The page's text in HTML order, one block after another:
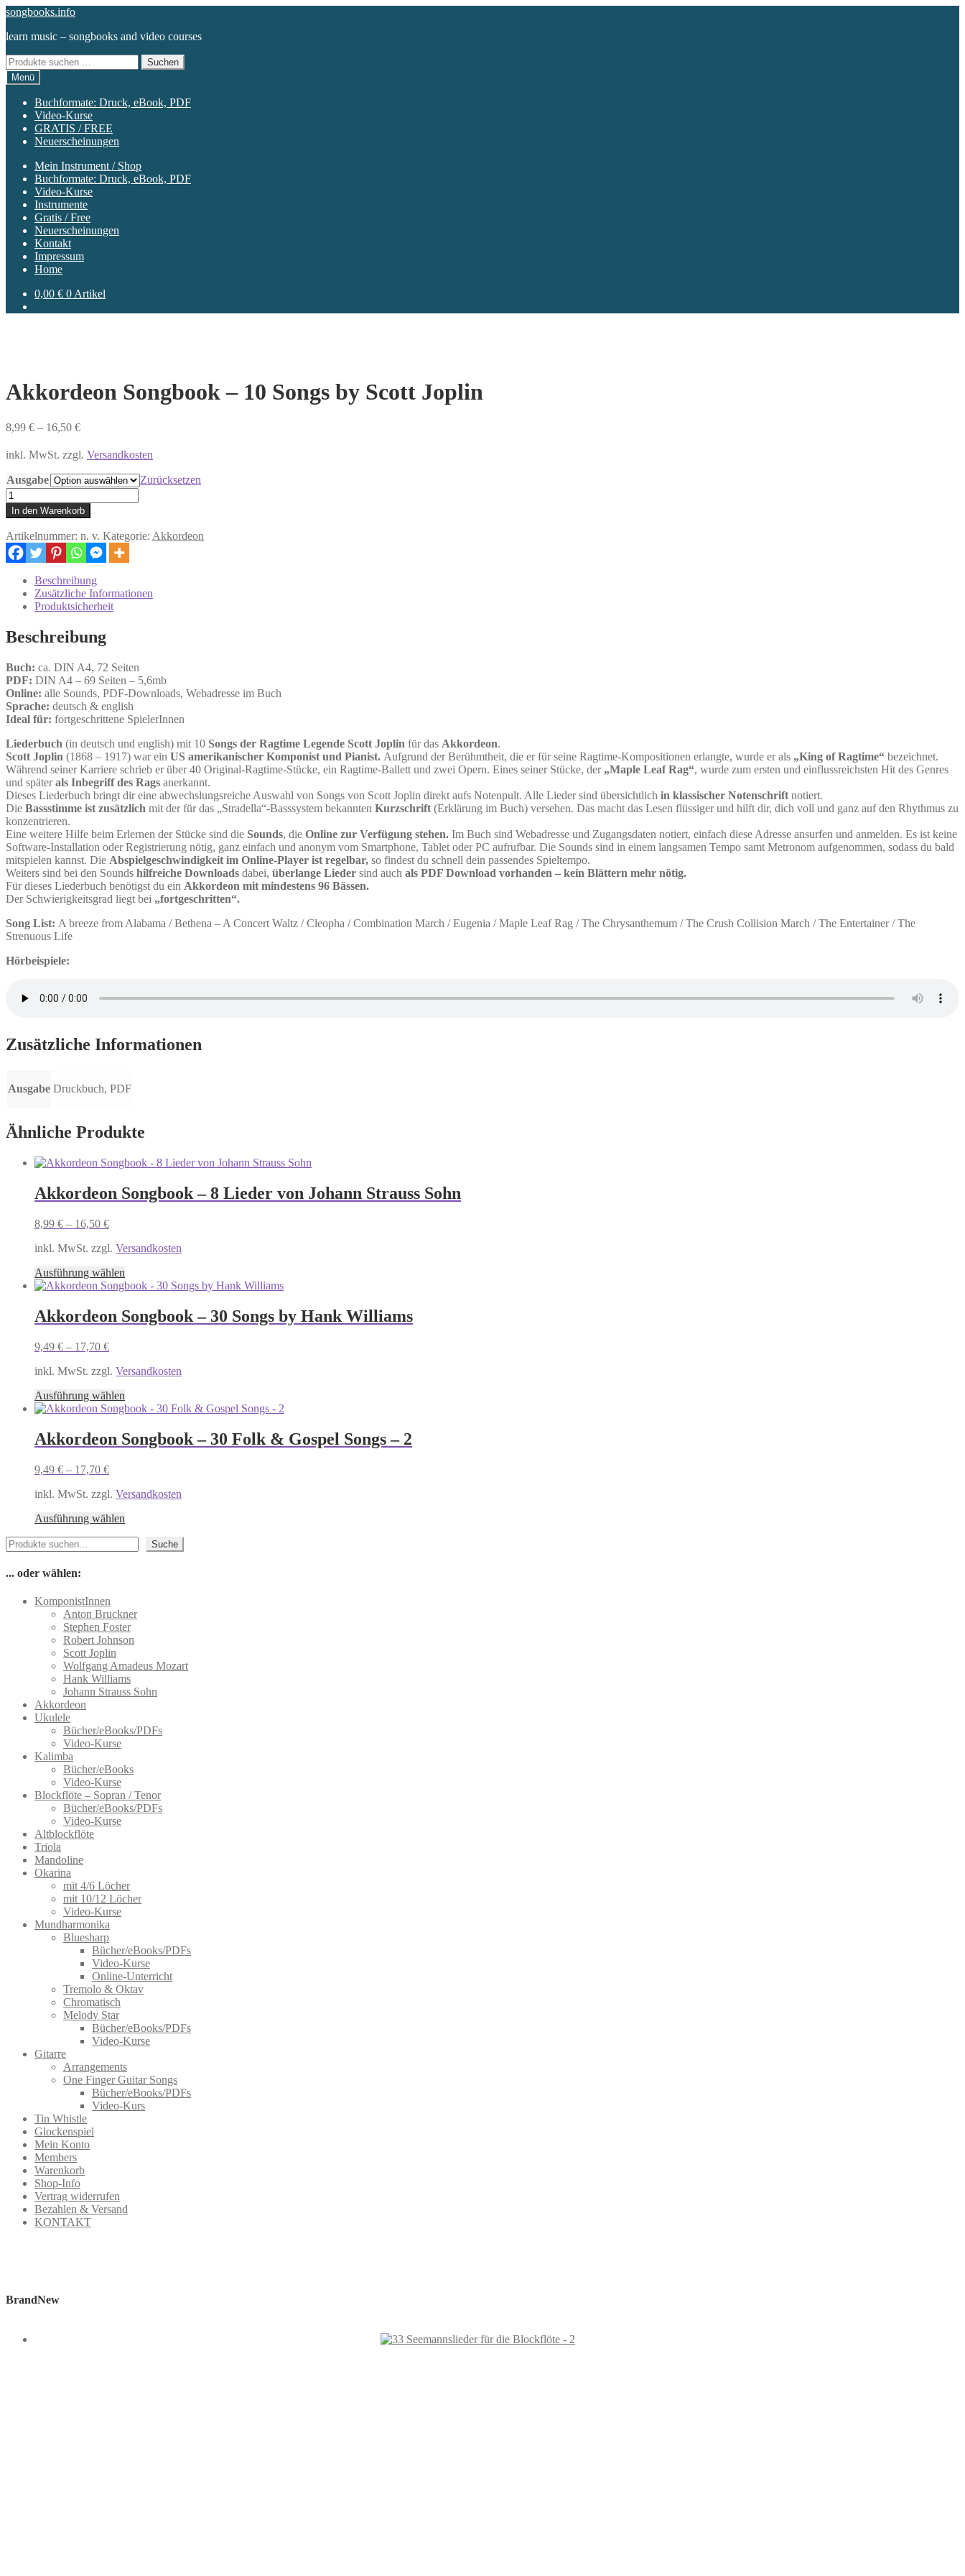
Zur
springen
Zum
springen
songbooks.info
learn music – songbooks and video courses
Suchen
nach:
Suchen
Menü
Buchformate: Druck, eBook, PDF
Video-Kurse
GRATIS / FREE
Neuerscheinungen
Mein Instrument / Shop
Buchformate: Druck, eBook, PDF
Video-Kurse
Instrumente
Gratis / Free
Neuerscheinungen
Kontakt
Impressum
Home
0,00 € 0 Artikel
Akkordeon Songbook – 10 Songs by Scott Joplin
8,99 € – 16,50 €
inkl. MwSt. zzgl. Versandkosten
Ausgabe
Zurücksetzen
Akkordeon
Songbook
-
10
Songs
by
Joplin
Menge
In den Warenkorb
Artikelnummer: n. v. Kategorie: Akkordeon
Beschreibung
Zusätzliche Informationen
Produktsicherheit
Beschreibung
Buch: ca. DIN A4, 72 Seiten
PDF: DIN A4 – 69 Seiten – 5,6mb
Online: alle Sounds, PDF-Downloads, Webadresse im Buch
Sprache: deutsch & english
Ideal für: fortgeschrittene SpielerInnen
Liederbuch (in deutsch und english) mit 10 Songs der Ragtime Legende Scott Joplin für das Akkordeon.
Scott Joplin (1868 – 1917) war ein US amerikanischer Komponist und Pianist. Aufgrund der Berühmtheit, die er für seine Ragtime-Kompositionen erlangte, wurde er als „King of Ragtime“ bezeichnet.
Während seiner Karriere schrieb er über 40 Original-Ragtime-Stücke, ein Ragtime-Ballett und zwei Opern. Eines seiner Stücke, der „Maple Leaf Rag“, wurde zum ersten und einflussreichsten Hit des Genres
und späterals Inbegriff des Rags anerkannt.
Dieses Liederbuch bringt dir eine abwechslungsreiche Auswahl von Songs von Scott Joplin direkt aufs Notenpult. Alle Lieder sind übersichtlich in klassischer Notenschrift notiert.
Die Bassstimme ist zusätzlich mit der für das „Stradella“-Basssystem bekannten Kurzschrift (Erklärung im Buch) versehen. Das macht das Lesen flüssiger und hilft dir, dich voll und ganz auf den Rhythmus zu
konzentrieren.
Eine weitere Hilfe beim Erlernen der Stücke sind die Sounds, die Online zur Verfügung stehen. Im Buch sind Webadresse und Zugangsdaten notiert, einfach diese Adresse ansurfen und anmelden. Es ist keine
Software-Installation oder Registrierung nötig, ganz einfach und anonym vom Smartphone, Tablet oder PC aufrufbar. Die Sounds sind in einem langsamen Tempo samt Metronom aufgenommen, sodass du bald
mitspielen kannst. Die Abspielgeschwindigkeit im Online-Player ist regelbar, so findest du schnell dein passendes Spieltempo.
Weiters sind bei den Sounds hilfreiche Downloads dabei, überlange Lieder sind auch als PDF Download vorhanden – kein Blättern mehr nötig.
Für dieses Liederbuch benötigst du ein Akkordeon mit mindestens 96 Bässen.
Der Schwierigkeitsgrad liegt bei „fortgeschritten“.
Song List: A breeze from Alabama / Bethena – A Concert Waltz / Cleopha / Combination March / Eugenia / Maple Leaf Rag / The Chrysanthemum / The Crush Collision March / The Entertainer / The
Strenuous Life
Hörbeispiele:
Zusätzliche Informationen
Ausgabe Druckbuch, PDF
Ähnliche Produkte
Akkordeon Songbook – 8 Lieder von Johann Strauss Sohn
8,99 € – 16,50 €
inkl. MwSt. zzgl. Versandkosten
Ausführung wählen
Produkt
mehrere
Varianten
können
der
Produktseite
werden
Akkordeon Songbook – 30 Songs by Hank Williams
9,49 € – 17,70 €
inkl. MwSt. zzgl. Versandkosten
Ausführung wählen
Produkt
mehrere
Varianten
können
der
Produktseite
gewählt
Akkordeon Songbook – 30 Folk & Gospel Songs – 2
9,49 € – 17,70 €
inkl. MwSt. zzgl. Versandkosten
Ausführung wählen
können
auf
der
Produktseite
gewählt
werden
Suchen Suche
... oder wählen:
KomponistInnen
Anton Bruckner
Stephen Foster
Robert Johnson
Scott Joplin
Wolfgang Amadeus Mozart
Hank Williams
Johann Strauss Sohn
Akkordeon
Ukulele
Bücher/eBooks/PDFs
Video-Kurse
Kalimba
Bücher/eBooks
Video-Kurse
Blockflöte – Sopran / Tenor
Bücher/eBooks/PDFs
Video-Kurse
Altblockflöte
Triola
Mandoline
Okarina
mit 4/6 Löcher
mit 10/12 Löcher
Video-Kurse
Mundharmonika
Bluesharp
Bücher/eBooks/PDFs
Video-Kurse
Online-Unterricht
Tremolo & Oktav
Chromatisch
Melody Star
Bücher/eBooks/PDFs
Video-Kurse
Gitarre
Arrangements
One Finger Guitar Songs
Bücher/eBooks/PDFs
Video-Kurs
Tin Whistle
Glockenspiel
Mein Konto
Members
Warenkorb
Shop-Info
Vertrag widerrufen
Bezahlen & Versand
KONTAKT
BrandNew